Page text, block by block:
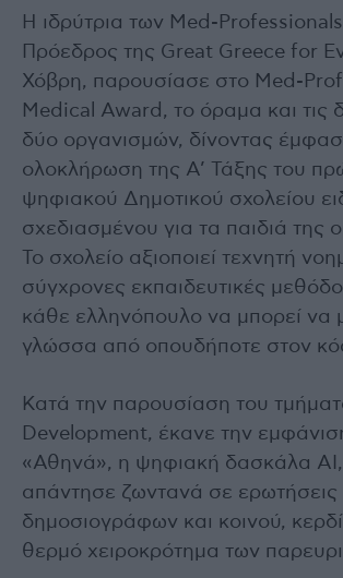
Η ιδρύτρια των Med-Professionals
Πρόεδρος της Great Greece for
Χόβρη, παρουσίασε στο Med-
Medical Award, το όραμα και τις
δύο οργανισμών, δίνοντας
ολοκλήρωση της Α’ Τάξης του
ψηφιακού Δημοτικού σχολείου
σχεδιασμένου για τα παιδιά της
Το σχολείο αξιοποιεί τεχνητή
σύγχρονες εκπαιδευτικές
κάθε ελληνόπουλο να μπορεί να
γλώσσα από οπουδήποτε στον
Κατά την παρουσίαση του
Development, έκανε την
«Αθηνά», η ψηφιακή δασκάλα ΑΙ,
απάντησε ζωντανά σε ερωτήσεις
δημοσιογράφων και κοινού,
θερμό χειροκρότημα των